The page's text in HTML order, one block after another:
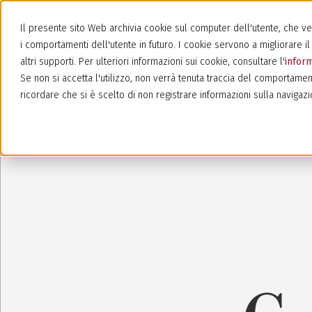
Il presente sito Web archivia cookie sul computer dell'utente, che
i comportamenti dell'utente in futuro. I cookie servono a
altri supporti. Per ulteriori informazioni sui cookie, consultare l'
Se non si accetta l'utilizzo, non verrà tenuta traccia del
ricordare che si è scelto di non registrare informazioni sulla